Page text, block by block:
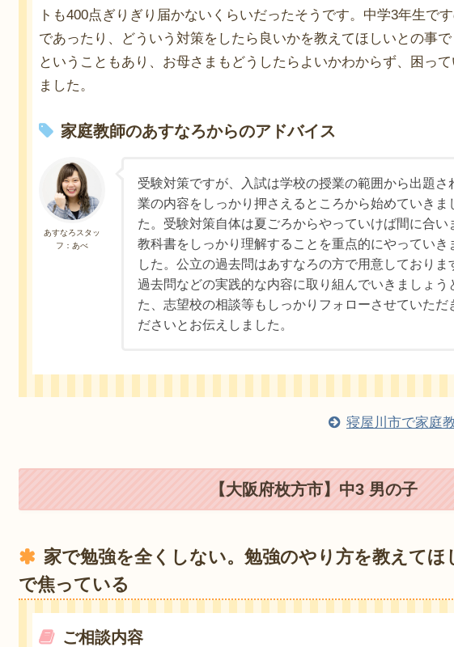
トも400点ぎりぎり届かないくらいだったそうです。中学3年生で
であったり、どういう対策をしたら良いかを教えてほしいとの事
ということもあり、お母さまもどうしたらよいかわからず、困っ
ました。
家庭教師のあすなろからのアドバイス
あすなろスタッ
フ：あべ
受験対策ですが、入試は学校の授業の範囲から出題さ
業の内容をしっかり押さえるところから始めていきま
た。受験対策自体は夏ごろからやっていけば間に合い
教科書をしっかり理解することを重点的にやっていき
した。公立の過去問はあすなろの方で用意しておりま
過去問などの実践的な内容に取り組んでいきましょう
た、志望校の相談等もしっかりフォローさせていただ
ださいとお伝えしました。
寝屋川市で家庭
【大阪府枚方市】中3 男の子
家で勉強を全くしない。勉強のやり方を教えてほ
で焦っている
ご相談内容